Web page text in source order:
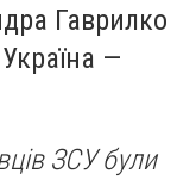
Гаврилко
—
ЗСУ були